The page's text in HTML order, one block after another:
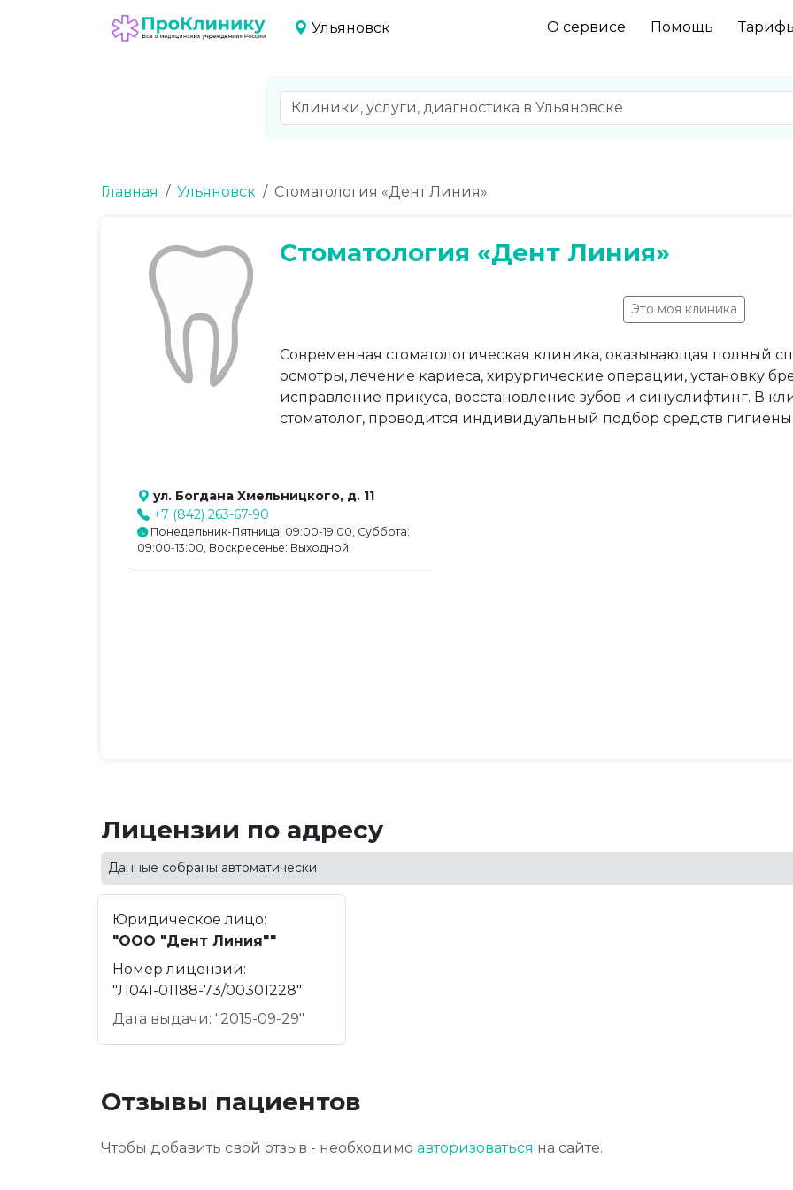
Ульяновск О сервисе Помощь
Главная Ульяновск Стоматология «Дент Линия»
Стоматология «Дент Линия»
Это моя клиника
Современная стоматологическая клиника, оказывающая полный
осмотры, лечение кариеса, хирургические операции, установку
исправление прикуса, восстановление зубов и синуслифтинг. В
стоматолог, проводится индивидуальный подбор средств гигиены.
ул. Богдана Хмельницкого, д. 11
+7 (842) 263-67-90
Понедельник-Пятница: 09:00-19:00, Суббота:
09:00-13:00, Воскресенье: Выходной
Лицензии по адресу
Данные собраны автоматически
Юридическое лицо:
"ООО "Дент Линия""
Номер лицензии:
"Л041-01188-73/00301228"
Дата выдачи: "2015-09-29"
Отзывы пациентов
Чтобы добавить свой отзыв - необходимо авторизоваться на сайте.